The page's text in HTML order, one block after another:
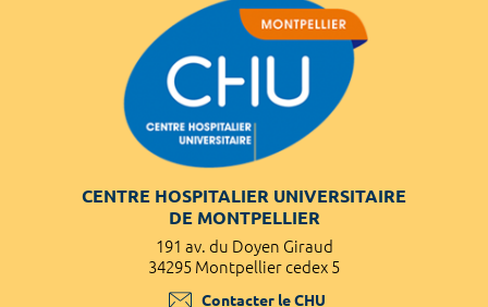
CENTRE HOSPITALIER UNIVERSITAIRE
DE MONTPELLIER
191 av. du Doyen Giraud
34295 Montpellier cedex 5
Contacter le CHU